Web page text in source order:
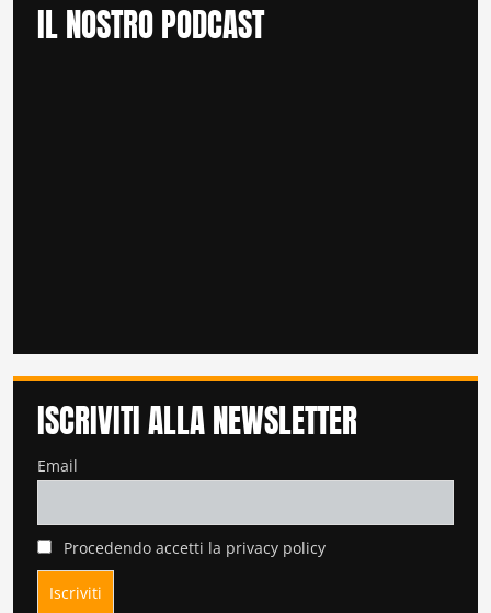
IL NOSTRO PODCAST
ISCRIVITI ALLA NEWSLETTER
Email
Procedendo accetti la privacy policy